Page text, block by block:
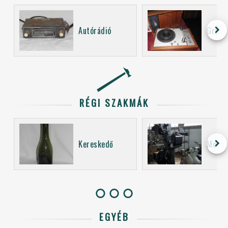
Autórádió keyboard_arrow_right
RÉGI SZAKMÁK
Kereskedő Mozi
keyboard_arrow_right
EGYÉB